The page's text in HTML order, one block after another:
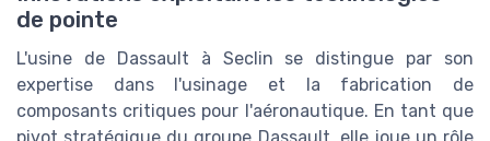
de pointe
L'usine de Dassault à Seclin se distingue par son
expertise dans l'usinage et la fabrication de
composants critiques pour l'aéronautique. En tant que
pivot stratégique du groupe Dassault, elle joue un rôle